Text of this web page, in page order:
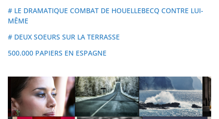
# LE DRAMATIQUE COMBAT DE HOUELLEBECQ CONTRE LUI-
MÊME
# DEUX SOEURS SUR LA TERRASSE
500.000 PAPIERS EN ESPAGNE